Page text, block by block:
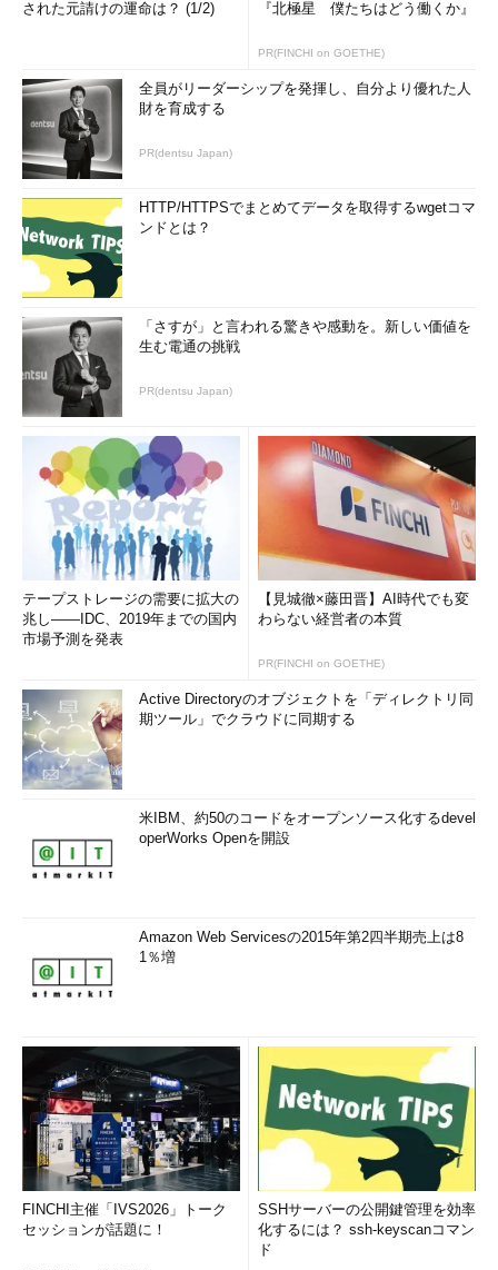
された元請けの運命は？ (1/2) 『北極星 僕たちはどう働くか』
PR(FINCHI on GOETHE)
全員がリーダーシップを発揮し、自分より優れた人
財を育成する
PR(dentsu Japan)
HTTP/HTTPSでまとめてデータを取得するwgetコマ
ンドとは？
「さすが」と言われる驚きや感動を。新しい価値を
生む電通の挑戦
PR(dentsu Japan)
テープストレージの需要に拡大の
兆し――IDC、2019年までの国内
市場予測を発表
【見城徹×藤田晋】AI時代でも変
わらない経営者の本質
PR(FINCHI on GOETHE)
Active Directoryのオブジェクトを「ディレクトリ同
期ツール」でクラウドに同期する
米IBM、約50のコードをオープンソース化するdevel
operWorks Openを開設
Amazon Web Servicesの2015年第2四半期売上は8
1％増
FINCHI主催「IVS2026」トーク
セッションが話題に！
SSHサーバーの公開鍵管理を効率
化するには？ ssh-keyscanコマン
ド